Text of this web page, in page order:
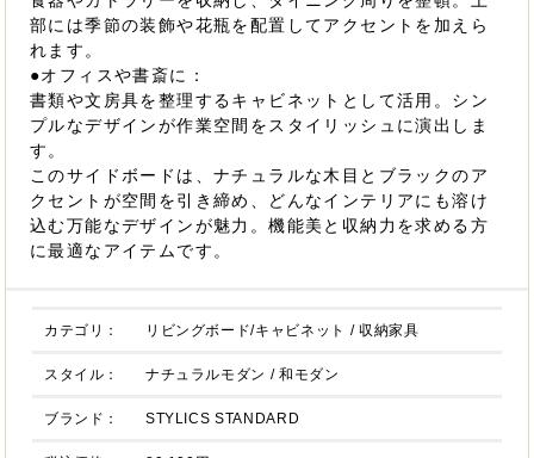
部には季節の装飾や花瓶を配置してアクセントを加えら
れます。
●オフィスや書斎に：
書類や文房具を整理するキャビネットとして活用。シン
プルなデザインが作業空間をスタイリッシュに演出しま
す。
このサイドボードは、ナチュラルな木目とブラックのア
クセントが空間を引き締め、どんなインテリアにも溶け
込む万能なデザインが魅力。機能美と収納力を求める方
に最適なアイテムです。
カテゴリ： リビングボード/キャビネット / 収納家具
スタイル： ナチュラルモダン /和モダン
ブランド： STYLICS STANDARD